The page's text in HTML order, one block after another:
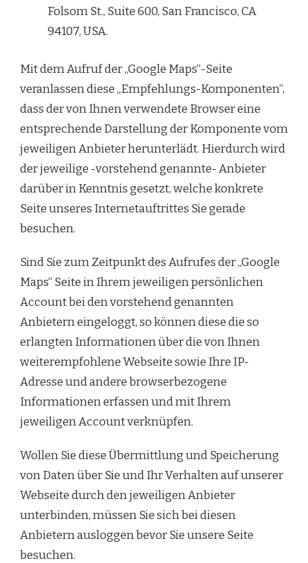
Folsom St., Suite 600, San Francisco, CA
94107, USA.
Mit dem Aufruf der „Google Maps“-Seite
veranlassen diese „Empfehlungs-Komponenten“,
dass der von Ihnen verwendete Browser eine
entsprechende Darstellung der Komponente vom
jeweiligen Anbieter herunterlädt. Hierdurch wird
der jeweilige -vorstehend genannte- Anbieter
darüber in Kenntnis gesetzt, welche konkrete
Seite unseres Internetauftrittes Sie gerade
besuchen.
Sind Sie zum Zeitpunkt des Aufrufes der „Google
Maps“ Seite in Ihrem jeweiligen persönlichen
Account bei den vorstehend genannten
Anbietern eingeloggt, so können diese die so
erlangten Informationen über die von Ihnen
weiterempfohlene Webseite sowie Ihre IP-
Adresse und andere browserbezogene
Informationen erfassen und mit Ihrem
jeweiligen Account verknüpfen.
Wollen Sie diese Übermittlung und Speicherung
von Daten über Sie und Ihr Verhalten auf unserer
Webseite durch den jeweiligen Anbieter
unterbinden, müssen Sie sich bei diesen
Anbietern ausloggen bevor Sie unsere Seite
besuchen.